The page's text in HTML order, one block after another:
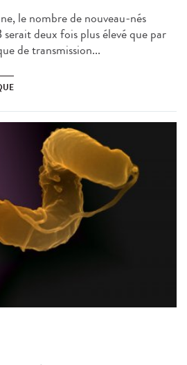
le nombre de nouveau-nés
deux fois plus élevé que par
de transmission...